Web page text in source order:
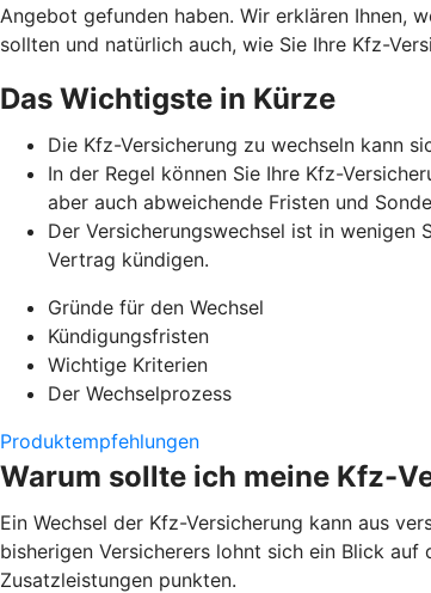
Angebot gefunden haben. Wir erklären Ihnen,
sollten und natürlich auch, wie Sie Ihre Kfz-
Das Wichtigste in Kürze
Die Kfz-Versicherung zu wechseln kann
In der Regel können Sie Ihre Kfz-
aber auch abweichende Fristen und
Der Versicherungswechsel ist in wenigen
Vertrag kündigen.
Gründe für den Wechsel
Kündigungsfristen
Wichtige Kriterien
Der Wechselprozess
Produktempfehlungen
Warum sollte ich meine Kfz-
Ein Wechsel der Kfz-Versicherung kann aus
bisherigen Versicherers lohnt sich ein Blick
Zusatzleistungen punkten.